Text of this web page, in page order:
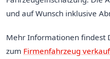
und auf Wunsch inklusive
Mehr Informationen findest
zum Firmenfahrzeug